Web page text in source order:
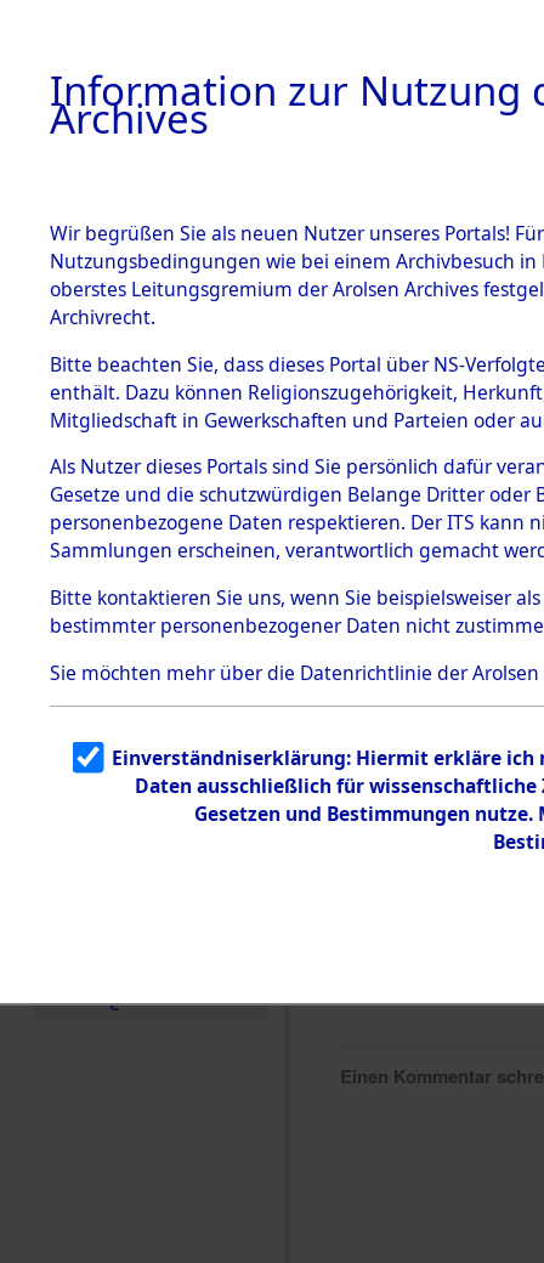
BESTÄNDE
1.
mente
5. Verschiedenes
5.3
Todesmärsche
5.3.1 Alliierte
Erhebungen
zu
Todesmärsch
en
5.3.2
g
5.3.3
Todesmärsch
e
Nicht zu
zu
Einen Kommentar
Information zur Nutzung
Archives
Wir begrüßen Sie als neuen Nutzer unseres Portals!
Nutzungsbedingungen wie bei einem Archivbesuch
oberstes Leitungsgremium der Arolsen Archives
Archivrecht.
Bitte beachten Sie, dass dieses Portal über NS-
enthält. Dazu können Religionszugehörigkeit,
Mitgliedschaft in Gewerkschaften und Parteien oder
Als Nutzer dieses Portals sind Sie persönlich dafür
Gesetze und die schutzwürdigen Belange Dritter
personenbezogene Daten respektieren. Der ITS
Sammlungen erscheinen, verantwortlich gemacht
Bitte kontaktieren Sie uns, wenn Sie beispielsweiser
bestimmter personenbezogener Daten nicht
Sie möchten mehr über die Datenrichtlinie der Arolsen
Einverständniserklärung: Hiermit erkläre ich
Daten ausschließlich für
Gesetzen und Bestimmungen